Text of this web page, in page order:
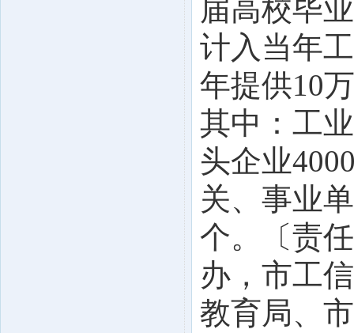
届高校毕
计入当年
年提供10
其中：工
头企业
关、事业
个。〔责
办，市工
教育局、